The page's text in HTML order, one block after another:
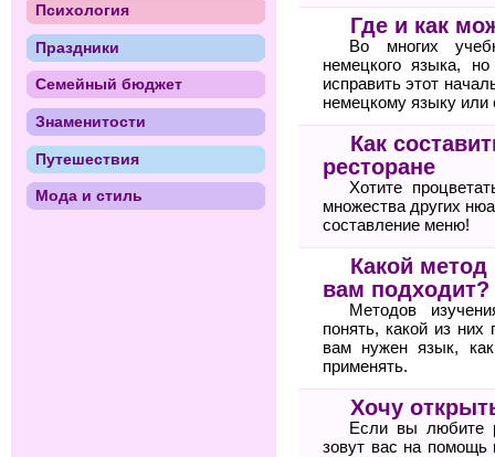
Где и как
Во многих
немецкого языка,
исправить этот
немецкому языку
Как
ресторане
Хотите
множества других
составление меню!
Какой метод
вам подходит?
Методов
понять, какой из
вам нужен язык,
применять.
Хочу
Если вы любите
зовут вас на
Психология
Праздники
Семейный бюджет
Знаменитости
Путешествия
Мода и стиль